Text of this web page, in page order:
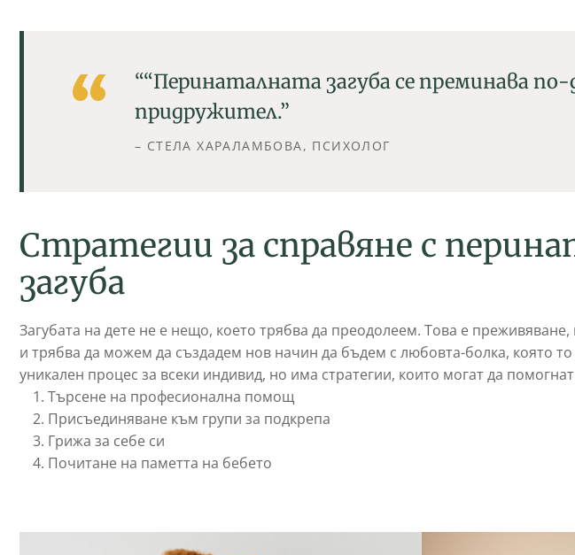
““Перинаталната загуба се преминава по-
придружител.”
– СТЕЛА ХАРАЛАМБОВА, ПСИХОЛОГ
Стратегии за справяне с
загуба
Загубата на дете не е нещо, което трябва да преодолеем. Това е
и трябва да можем да създадем нов начин да бъдем с любовта-болка, която
уникален процес за всеки индивид, но има стратегии, които могат да
Търсене на професионална помощ
Присъединяване към групи за подкрепа
Грижа за себе си
Почитане на паметта на бебето